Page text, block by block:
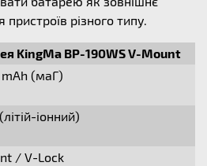
різного типу.
KingMa BP-190WS V-Mount
(маГ)
iонний)
/ V-Lock